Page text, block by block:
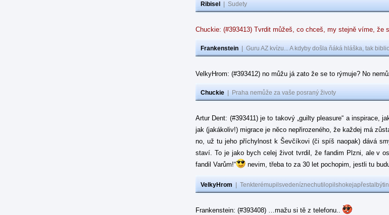
Ribisel Sudety
Chuckie: (#393413) Tvrdit můžeš, co chceš, my stejně víme, že
Frankenstein Guru AZ kvízu... A kdyby došla ňáká hláška, tak
VelkyHrom: (#393412) no můžu já zato že se to rýmuje? No
Chuckie Praha nemůže za vaše posraný životy
Artur Dent: (#393411) je to takový „guilty pleasure“ a inspirace,
jak (jakákoliv!) migrace je něco nepřirozeného, že každej má
no, už tu jeho příchylnost k Ševčíkovi (či spíš naopak) dává
staví. To je jako bych celej život tvrdil, že fandim Plzni, ale v
fandil Varům!“
nevim, třeba to za 30 let pochopim, jestli tu
VelkyHrom
Frankenstein: (#393408) …mažu si tě z telefonu..